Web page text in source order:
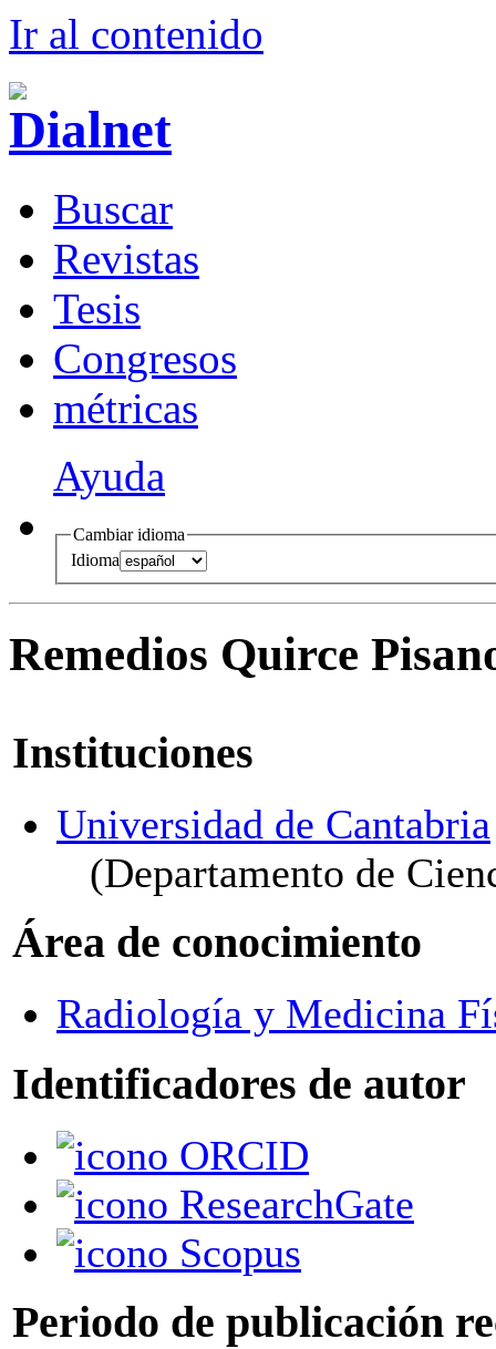
Ir al contenido
Buscar
Revistas
Tesis
Congresos
métricas
Ayuda
Cambiar idioma
Idioma
Remedios Quirce
Instituciones
Universidad de Cantabria
(Departamento de
Área de conocimiento
Radiología y Medicina
Identificadores de autor
ORCID
ResearchGate
Scopus
Periodo de publicación